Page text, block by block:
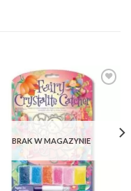
BRAK W MAGAZYNIE